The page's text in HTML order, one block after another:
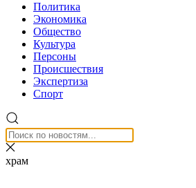
Политика
Экономика
Общество
Культура
Персоны
Происшествия
Экспертиза
Спорт
храм